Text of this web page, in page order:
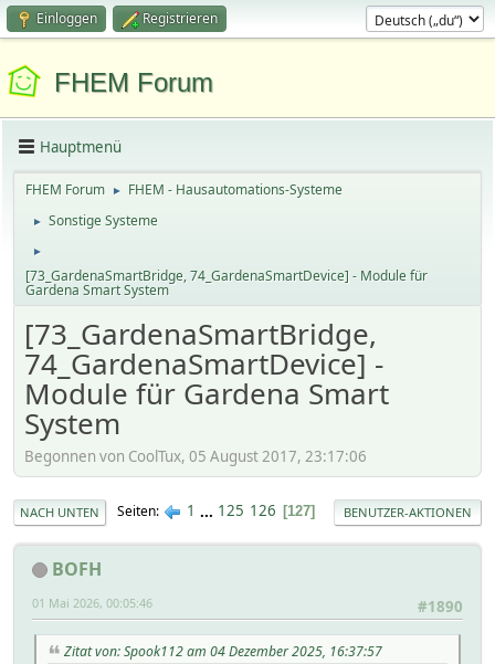
Einloggen Registrieren
FHEM Forum
Hauptmenü
FHEM Forum ► FHEM - Hausautomations-Systeme
► Sonstige Systeme
►
[73_GardenaSmartBridge, 74_GardenaSmartDevice] - Module für
Gardena Smart System
[73_GardenaSmartBridge,
74_GardenaSmartDevice] -
Module für Gardena Smart
System
Begonnen von CoolTux, 05 August 2017, 23:17:06
NACH UNTEN Seiten 1 ... 125 126 127 BENUTZER-AKTIONEN
BOFH
#1890
01 Mai 2026, 00:05:46
Zitat von: Spook112 am 04 Dezember 2025, 16:37:57